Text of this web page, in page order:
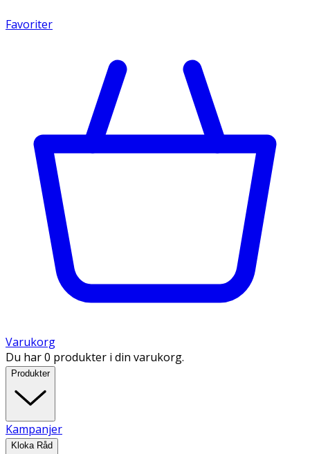
Favoriter
Varukorg
Du har 0 produkter i din varukorg.
Produkter
Kampanjer
Kloka Råd